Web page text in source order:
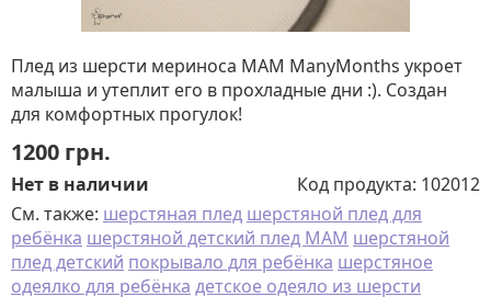
Плед из шерсти мериноса MAM ManyMonths укроет
малыша и утеплит его в прохладные дни :). Создан
для комфортных прогулок!
1200 грн.
Нет в наличии Код продукта: 102012
См. также: шерстяная плед шерстяной плед для
ребёнка шерстяной детский плед MAM шерстяной
плед детский покрывало для ребёнка шерстяное
одеялко для ребёнка детское одеяло из шерсти